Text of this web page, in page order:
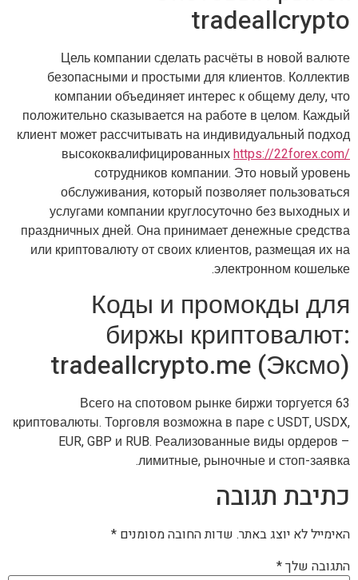
tradeallcrypto
Цель компании сделать расчёты в новой валюте
безопасными и простыми для клиентов. Коллектив
компании объединяет интерес к общему делу, что
положительно сказывается на работе в целом. Каждый
клиент может рассчитывать на индивидуальный подход
высококвалифицированныхhttps://22forex.com/
сотрудников компании. Это новый уровень
обслуживания, который позволяет пользоваться
услугами компании круглосуточно без выходных и
праздничных дней. Она принимает денежные средства
или криптовалюту от своих клиентов, размещая их на
электронном кошельке.
Коды и промокды для
биржы криптовалют:
tradeallcrypto.me (Эксмо)
Всего на спотовом рынке биржи торгуется 63
криптовалюты. Торговля возможна в паре с USDT, USDX,
EUR, GBP и RUB. Реализованные виды ордеров –
лимитные, рыночные и стоп-заявка.
כתיבת תגובה
האימייל לא יוצג באתר. שדות החובה מסומנים *
התגובה שלך*